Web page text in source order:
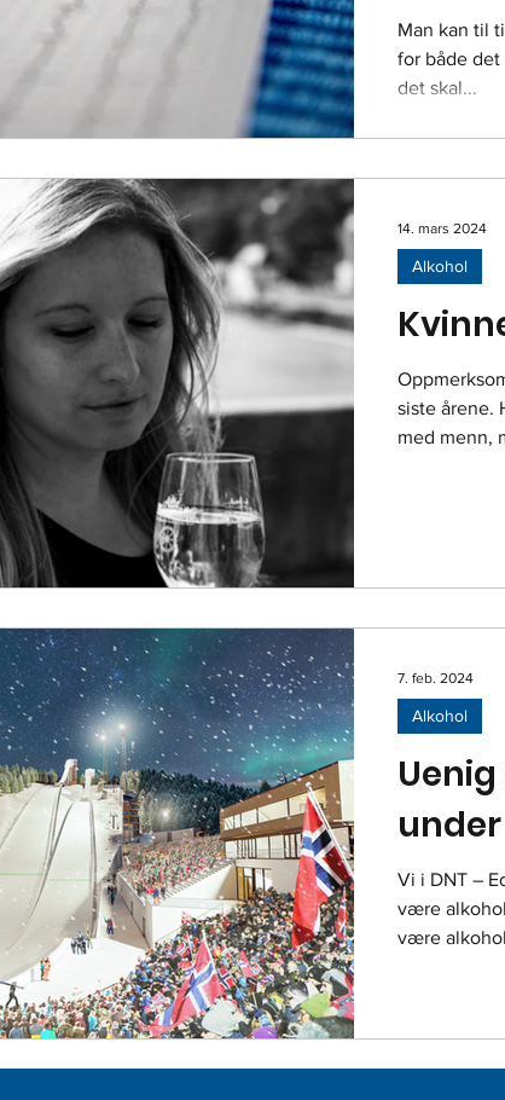
Man kan til
for både det
det skal...
siste årene.
med menn,
Alkohol
14. mars 2024
under
Vi i DNT –
være
være
Alkohol
7. feb. 2024